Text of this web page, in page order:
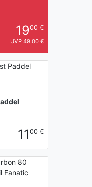
1900 €
UVP 49,00 €
11 00 €